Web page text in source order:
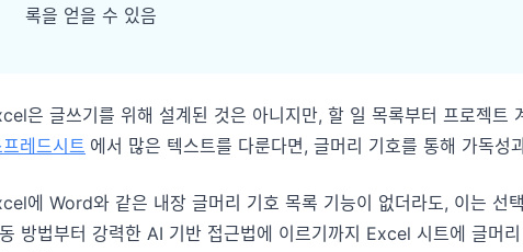
프로젝트
분석
대시보드, KPI 검토, 반복적인 비즈니스 분석에
적합합니다.
워보세요.
새 사용자와 팀을 위한 빠른 온보딩 가이드입니
다.
록을 얻을 수 있음
은 글쓰기를 위해 설계된 것은 아니지만, 할 일 목록부터 프로젝트
레드시트 에서 많은 텍스트를 다룬다면, 글머리 기호를 통해 가독
에 Word와 같은 내장 글머리 기호 목록 기능이 없더라도, 이는 선
방법부터 강력한 AI 기반 접근법에 이르기까지 Excel 시트에 글머